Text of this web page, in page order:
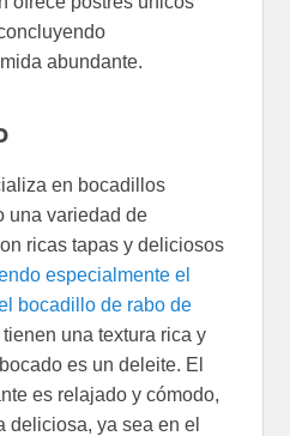
abundante.
en bocadillos
una variedad de
ricas tapas y deliciosos
especialmente el
bocadillo de rabo de
una textura rica y
es un deleite. El
es relajado y cómodo,
deliciosa, ya sea en el